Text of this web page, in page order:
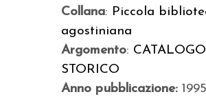
Collana: Piccola
agostiniana
Argomento: CATALOGO
STORICO
Anno pubblicazione: 1995